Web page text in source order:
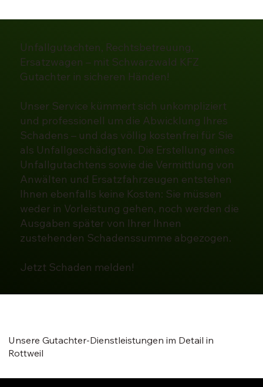
Unfallgutachten, Rechtsbetreuung,
Ersatzwagen – mit Schwarzwald KFZ
Gutachter in sicheren Händen!
Unser Service kümmert sich unkompliziert
und professionell um die Abwicklung Ihres
Schadens – und das völlig kostenfrei für Sie
als Unfallgeschädigten. Die Erstellung eines
Unfallgutachtens sowie die Vermittlung von
Anwälten und Ersatzfahrzeugen entstehen
Ihnen ebenfalls keine Kosten: Sie müssen
weder in Vorleistung gehen, noch werden die
Ausgaben später von Ihrer Ihnen
zustehenden Schadenssumme abgezogen.
Jetzt Schaden melden!
Unsere Gutachter-Dienstleistungen im Detail in
Rottweil